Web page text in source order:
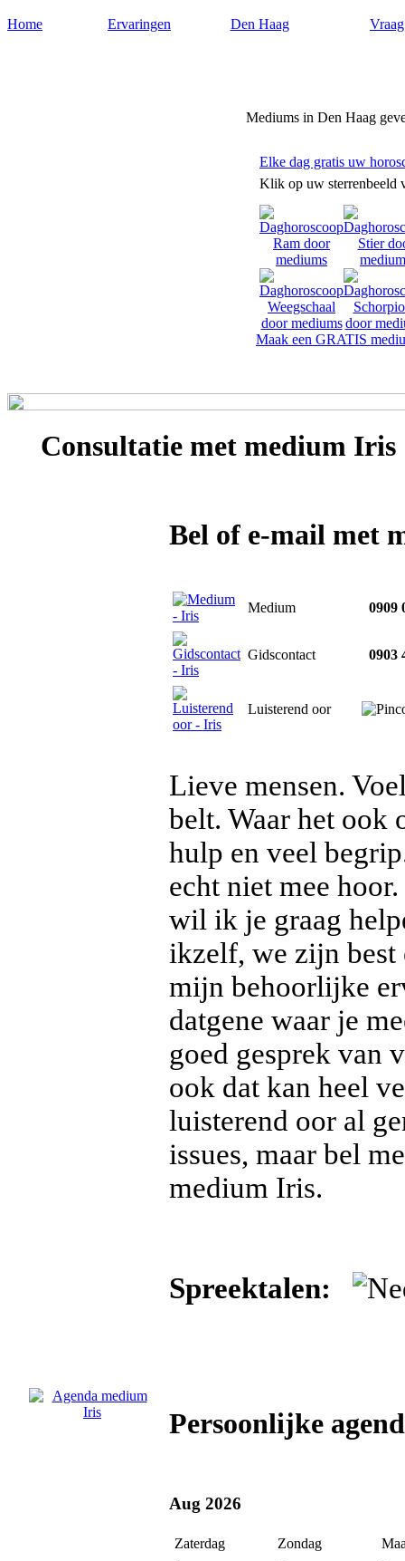
Home Ervaringen Den Haag
Mediums in Den Haag
Elke dag gratis uw
Klik op uw sterrenbeeld
Maak een GRATIS
Consultatie met medium Iris
Bel of e-mail met
Medium 0909
Gidscontact 0903
Luisterend oor
Lieve mensen.
belt. Waar het ook
hulp en veel
echt niet mee
wil ik je graag
ikzelf, we zijn best
mijn behoorlijke
datgene waar je
goed gesprek van
ook dat kan heel
luisterend oor al
issues, maar bel
medium Iris.
Spreektalen:
Persoonlijke
Aug 2026
Zaterdag Zondag